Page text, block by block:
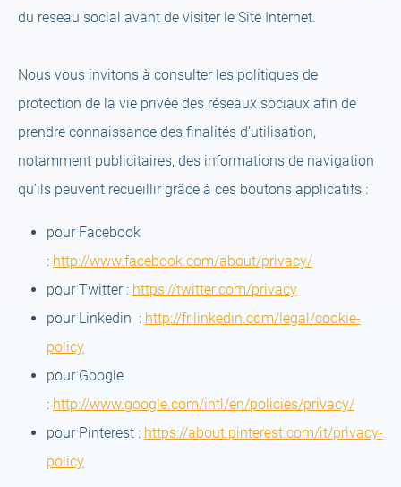
du réseau social avant de visiter le Site Internet.
Nous vous invitons à consulter les politiques de
protection de la vie privée des réseaux sociaux afin de
prendre connaissance des finalités d’utilisation,
notamment publicitaires, des informations de navigation
qu’ils peuvent recueillir grâce à ces boutons applicatifs :
pour Facebook
: http://www.facebook.com/about/privacy/
pour Twitter : https://twitter.com/privacy
pour Linkedin : http://fr.linkedin.com/legal/cookie-
policy
pour Google
: http://www.google.com/intl/en/policies/privacy/
pour Pinterest : https://about.pinterest.com/it/privacy-
policy